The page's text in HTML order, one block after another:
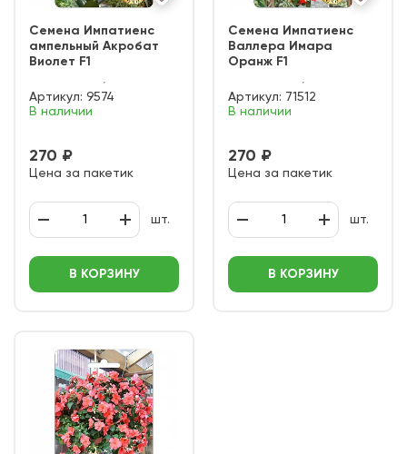
Семена Импатиенс
ампельный Акробат
Виолет F1
Артикул: 9574
В наличии
270 ₽
Цена за пакетик
шт.
В КОРЗИНУ
Семена Импатиенс
Валлера Имара
Оранж F1
Артикул: 71512
В наличии
270 ₽
Цена за пакетик
шт.
В КОРЗИНУ